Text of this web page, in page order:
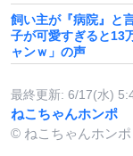
飼い主が『病院』と
子が可愛すぎると13
ャンｗ」の声
最終更新: 6/17(水)
ねこちゃんホンポ
© ねこちゃんホンポ